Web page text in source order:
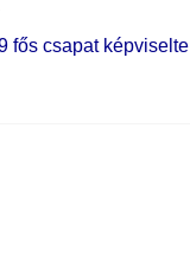
fős csapat képviselte